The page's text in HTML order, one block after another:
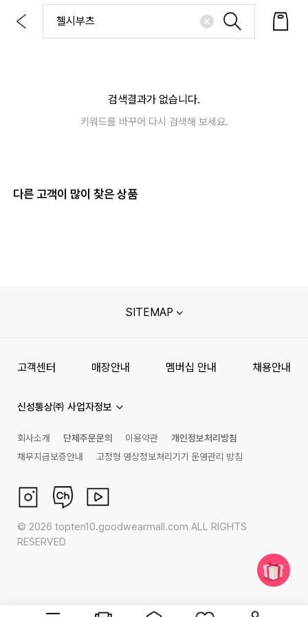
검색결과가 없습니다.
키워드를 바꾸어 다시 검색해 보세요.
다른 고객이 많이 찾은 상품
SITEMAP
고객센터 매장안내 멤버십 안내 채용안내
신성통상㈜ 사업자정보
회사소개 단체주문문의 이용약관
개인정보처리방침
채무지급보증안내
고정형 영상정보처리기기 운영관리 방침
© 2026 topten10.goodwearmall.com ALL RIGHTS
RESERVED